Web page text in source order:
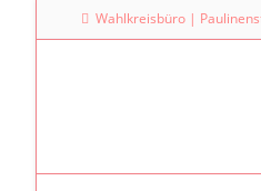
Wahlkreisbüro |